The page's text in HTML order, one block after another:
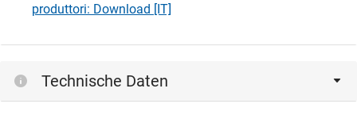
produttori: Download [IT]
Technische Daten